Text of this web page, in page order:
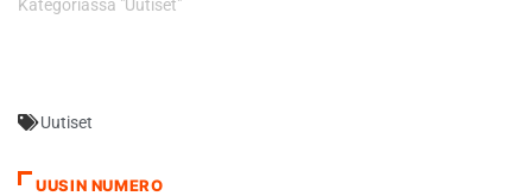
Kategoriassa "Uutiset"
Uutiset
UUSIN NUMERO